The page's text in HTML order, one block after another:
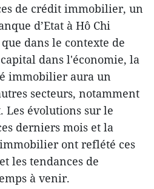
de crédit immobilier, un
d’Etat à Hô Chi
dans le contexte de
dans l'économie, la
immobilier aura un
secteurs, notamment
évolutions sur le
derniers mois et la
ont reflété ces
les tendances de
à venir.